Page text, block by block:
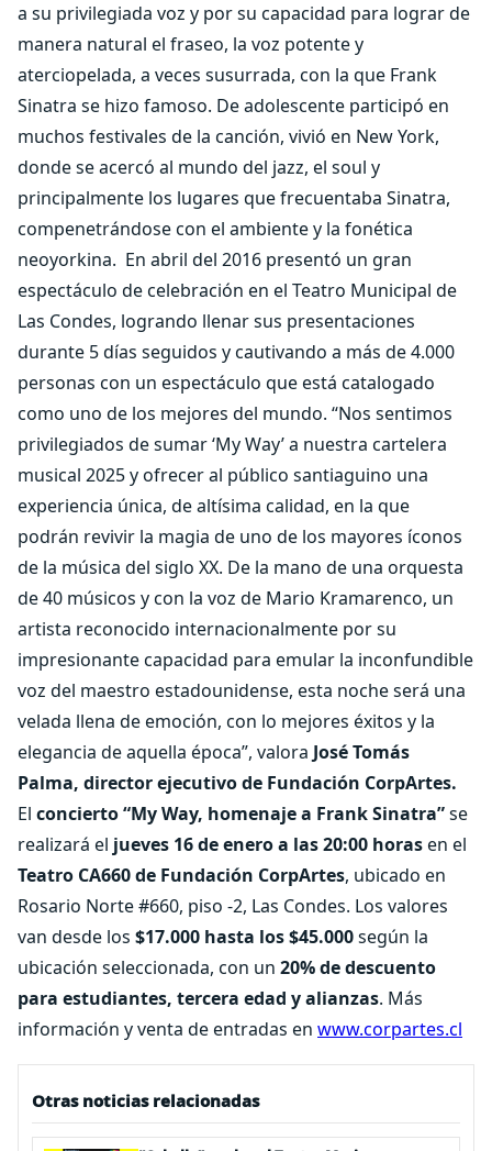
a su privilegiada voz y por su capacidad para lograr de
manera natural el fraseo, la voz potente y
aterciopelada, a veces susurrada, con la que Frank
Sinatra se hizo famoso. De adolescente participó en
muchos festivales de la canción, vivió en New York,
donde se acercó al mundo del jazz, el soul y
principalmente los lugares que frecuentaba Sinatra,
compenetrándose con el ambiente y la fonética
neoyorkina. En abril del 2016 presentó un gran
espectáculo de celebración en el Teatro Municipal de
Las Condes, logrando llenar sus presentaciones
durante 5 días seguidos y cautivando a más de 4.000
personas con un espectáculo que está catalogado
como uno de los mejores del mundo. “Nos sentimos
privilegiados de sumar ‘My Way’ a nuestra cartelera
musical 2025 y ofrecer al público santiaguino una
experiencia única, de altísima calidad, en la que
podrán revivir la magia de uno de los mayores íconos
de la música del siglo XX. De la mano de una orquesta
de 40 músicos y con la voz de Mario Kramarenco, un
artista reconocido internacionalmente por su
impresionante capacidad para emular la inconfundible
voz del maestro estadounidense, esta noche será una
velada llena de emoción, con lo mejores éxitos y la
elegancia de aquella época”, valora José Tomás
Palma, director ejecutivo de Fundación CorpArtes.
El concierto “My Way, homenaje a Frank Sinatra”se
realizará el jueves 16 de enero a las 20:00 horasen el
Teatro CA660 de Fundación CorpArtes, ubicado en
Rosario Norte #660, piso -2, Las Condes. Los valores
van desde los $17.000 hasta los $45.000según la
ubicación seleccionada, con un 20% de descuento
para estudiantes, tercera edad y alianzas. Más
información y venta de entradas en www.corpartes.cl
Otras noticias relacionadas